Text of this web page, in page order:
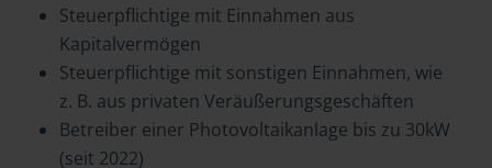
Steuerpflichtige mit Einnahmen aus
Kapitalvermögen
Steuerpflichtige mit sonstigen Einnahmen, wie
z. B. aus privaten Veräußerungsgeschäften
Betreiber einer Photovoltaikanlage bis zu 30kW
(seit 2022)